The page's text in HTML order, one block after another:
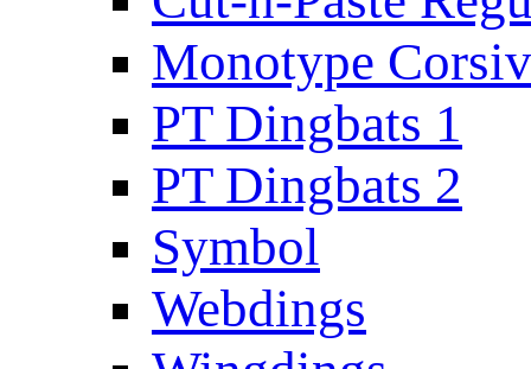
Monotype
PT Dingbats 1
PT Dingbats 2
Symbol
Webdings